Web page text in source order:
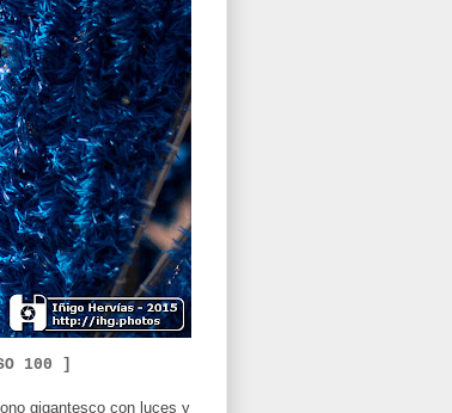
100 ]
gigantesco con luces y